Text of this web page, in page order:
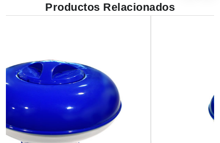
Productos Relacionados